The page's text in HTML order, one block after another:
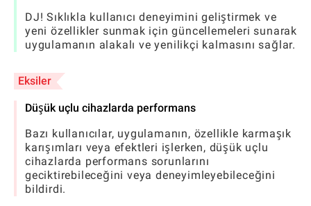
DJ! Sıklıkla kullanıcı deneyimini geliştirmek ve
yeni özellikler sunmak için güncellemeleri sunarak
uygulamanın alakalı ve yenilikçi kalmasını sağlar.
Eksiler
Düşük uçlu cihazlarda performans
Bazı kullanıcılar, uygulamanın, özellikle karmaşık
karışımları veya efektleri işlerken, düşük uçlu
cihazlarda performans sorunlarını
geciktirebileceğini veya deneyimleyebileceğini
bildirdi.